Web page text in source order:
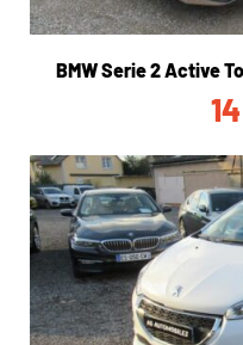
BMW Serie 2 Active